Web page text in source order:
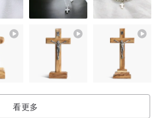
看更多